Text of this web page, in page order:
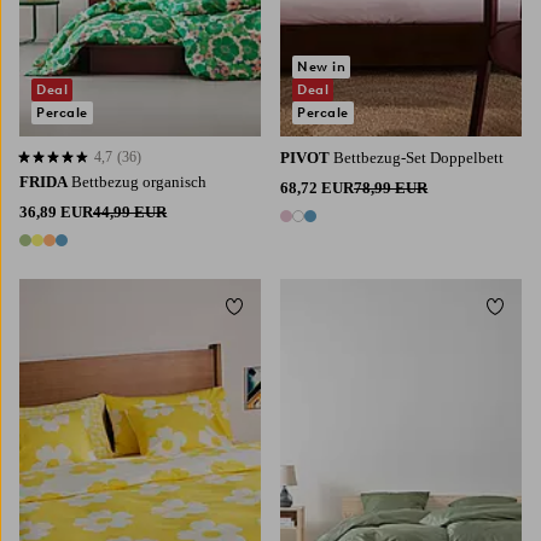
FRIDA Bettbezug organisch
36,89 EUR44,99 EUR
4 Farben
4,7 basierend auf 36 Bewertungen
4,7 (36)
Deal
Percale
PIVOT Bettbezug-Set Doppelbett
68,72 EUR78,99 EUR
3 Farben
New in
Deal
Percale
Zu Favoriten hinzufügen
220X210240X220
Zu